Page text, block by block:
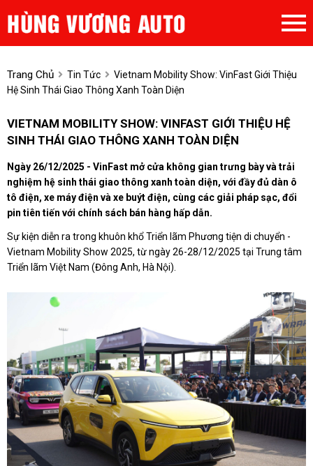
Trang Chủ Tin Tức
Vietnam Mobility Show: VinFast Giới Thiệu
Hệ Sinh Thái Giao Thông Xanh Toàn Diện
VIETNAM MOBILITY SHOW: VINFAST GIỚI THIỆU HỆ
SINH THÁI GIAO THÔNG XANH TOÀN DIỆN
Ngày 26/12/2025 - VinFast mở cửa không gian trưng bày và trải
nghiệm hệ sinh thái giao thông xanh toàn diện, với đầy đủ dàn ô
tô điện, xe máy điện và xe buýt điện, cùng các giải pháp sạc, đổi
pin tiên tiến với chính sách bán hàng hấp dẫn.
Sự kiện diễn ra trong khuôn khổ Triển lãm Phương tiện di chuyển -
Vietnam Mobility Show 2025, từ ngày 26-28/12/2025 tại Trung tâm
Triển lãm Việt Nam (Đông Anh, Hà Nội).